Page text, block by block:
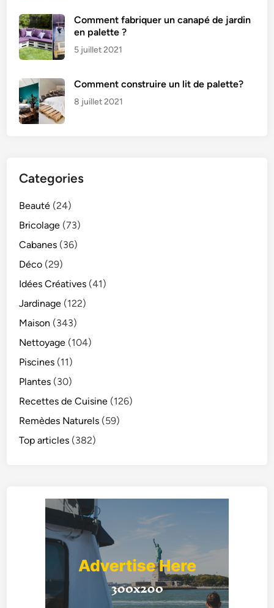
Comment fabriquer un canapé de jardin
en palette ?
5 juillet 2021
Comment construire un lit de palette?
8 juillet 2021
Categories
Beauté (24)
Bricolage (73)
Cabanes (36)
Déco (29)
Idées Créatives (41)
Jardinage (122)
Maison (343)
Nettoyage (104)
Piscines (11)
Plantes (30)
Recettes de Cuisine (126)
Remèdes Naturels (59)
Top articles (382)